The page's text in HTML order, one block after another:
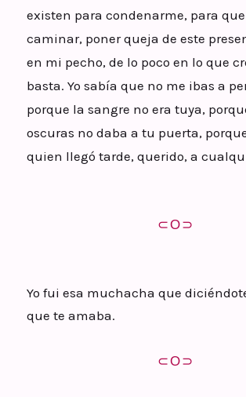
existen para condenarme, para
caminar, poner queja de este
en mi pecho, de lo poco en lo que
basta. Yo sabía que no me ibas a
porque la sangre no era tuya,
oscuras no daba a tu puerta,
quien llegó tarde, querido, a
⊂Ο⊃
Yo fui esa muchacha que
que te amaba.
⊂Ο⊃